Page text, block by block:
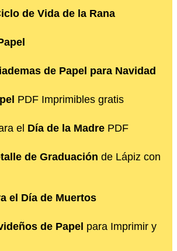
de Vida de la Rana
de Papel para Navidad
PDF Imprimibles gratis
el Día de la Madre PDF
de Graduación de Lápiz con
el Día de Muertos
de Papel para Imprimir y